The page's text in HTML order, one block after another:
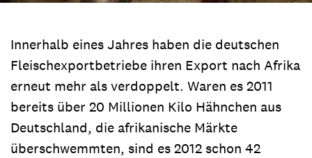
Innerhalb eines Jahres haben die deutschen
Fleischexportbetriebe ihren Export nach Afrika
erneut mehr als verdoppelt. Waren es 2011
bereits über 20 Millionen Kilo Hähnchen aus
Deutschland, die afrikanische Märkte
überschwemmten, sind es 2012 schon 42